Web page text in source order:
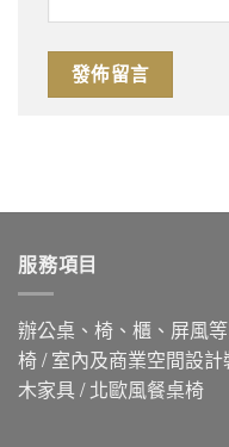
服務項目
辦公桌、椅、櫃、屏風
椅 / 室內及商業空間設
木家具 / 北歐風餐桌椅